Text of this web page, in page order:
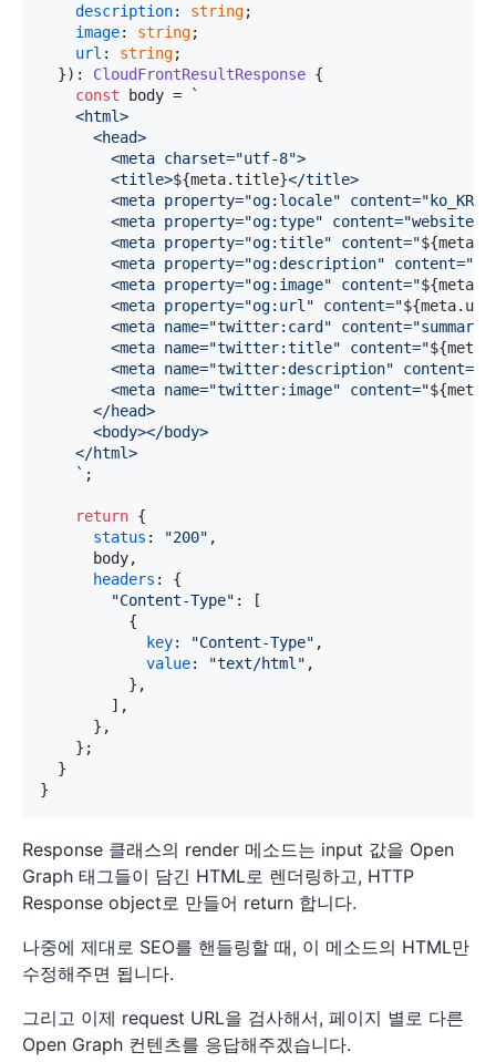
description: string;
image: string;
url : string;
  }):
CloudFrontResultResponse {
const body =
`
    <html>
      <head>
        <meta charset="utf-8">
        <title>
${meta.title}</title>
<meta property="og:locale" content="ko_KR"
<meta property="og:type" content="website"
        <meta property="og:title" content="
        <meta property="og:description" content="
        <meta property="og:image" content="
        <meta property="og:url" content="
<meta name="twitter:card"
        <meta name="twitter:title" content="
        <meta name="twitter:description" content="
        <meta name="twitter:image" content="
      </head>
      <body></body>
    </html>
    `
;
return {
status : "200" ,
      body,
headers : {
"Content-Type" : [
          {
key: "Content-Type" ,
value: "text/html" ,
          },
        ],
      },
    };
  }
Response 클래스의 render 메소드는 input 값을 Open
Graph 태그들이 담긴 HTML로 렌더링하고, HTTP
Response object로 만들어 return 합니다.
나중에 제대로 SEO를 핸들링할 때, 이 메소드의 HTML만
수정해주면 됩니다.
그리고 이제 request URL을 검사해서, 페이지 별로 다른
Open Graph 컨텐츠를 응답해주겠습니다.